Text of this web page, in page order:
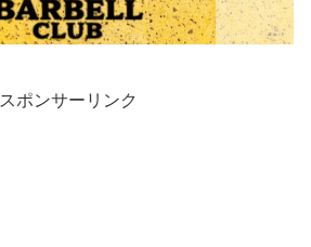
スポンサーリンク